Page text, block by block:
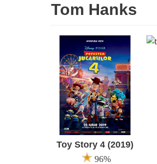
Tom Hanks
Toy Story 4 (2019)
96%